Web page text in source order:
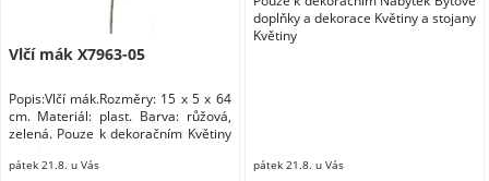
Vlčí mák X7963-05
Popis:Vlčí mák.Rozměry: 15 x 5 x 64
cm. Materiál: plast. Barva: růžová,
zelená. Pouze k dekoračním Květiny
a stojany
pátek 21.8. u Vás
doplňky a dekorace Květiny a stojany
Květiny
pátek 21.8. u Vás